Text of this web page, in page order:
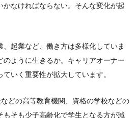
かなければならない。そんな変化が起
起業など、働き方は多様化していま
ように生きるか。キャリアオーナー
いく重要性が拡大しています。
どの高等教育機関、資格の学校などの
もそも少子高齢化で学生となる方が減